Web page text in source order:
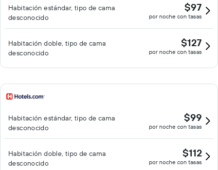
Habitación estándar, tipo de cama
desconocido
$97
por noche con tasas
Habitación doble, tipo de cama
desconocido
$127
por noche con tasas
Habitación estándar, tipo de cama
desconocido
$99
por noche con tasas
Habitación doble, tipo de cama
desconocido
$112
por noche con tasas